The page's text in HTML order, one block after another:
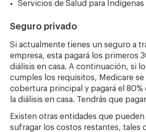
Servicios de Salud para Indígenas
Seguro privado
Si actualmente tienes un seguro a
empresa, esta pagará los primeros
diálisis en casa. A continuación, si
cumples los requisitos, Medicare
cobertura principal y pagará el 80%
la diálisis en casa. Tendrás que
Existen otras entidades que pueden
sufragar los costos restantes, tales